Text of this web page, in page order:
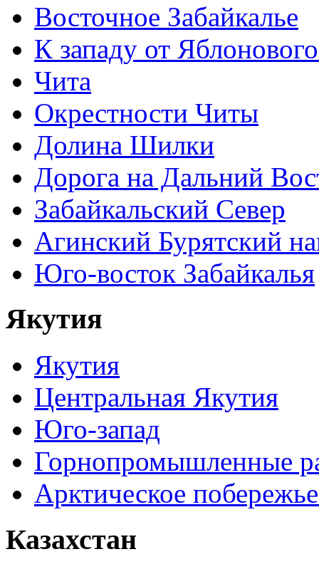
Восточное Забайкалье
К западу от
Чита
Окрестности Читы
Долина Шилки
Дорога на Дальний
Забайкальский Север
Агинский Бурятский
Юго-восток Забайкалья
Якутия
Якутия
Центральная Якутия
Юго-запад
Горнопромышленные
Арктическое
Казахстан